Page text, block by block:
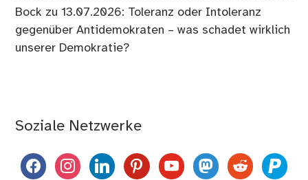
Bock zu13.07.2026: Toleranz oder Intoleranz
gegenüber Antidemokraten – was schadet wirklich
unserer Demokratie?
Soziale Netzwerke
facebookinstagramlinkedinpinterestyoutubemastodon
reddit paypal